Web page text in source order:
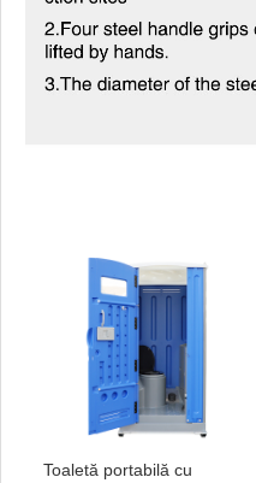
Toaletă portabilă cu